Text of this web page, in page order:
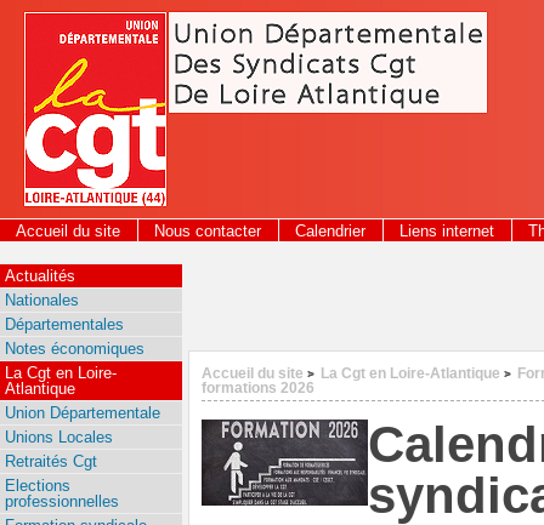
Panneau de gestion des cookies
Accueil du site Nous contacter Calendrier Liens internet
2026
Accueil du site > La Cgt en Loire-Atlantique >
formations 2026
Actualités
Nationales
Départementales
Notes économiques
La Cgt en Loire-
Atlantique
Union Départementale
Unions Locales
Retraités Cgt
Elections
professionnelles